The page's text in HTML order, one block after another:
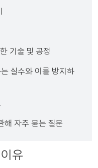
기술 및 공정
실수와 이를 방지하
해 자주 묻는 질문
유